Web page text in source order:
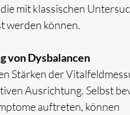
mit klassischen
werden können.
von Dysbalancen
Stärken der
Ausrichtung. Selbst
auftreten, können